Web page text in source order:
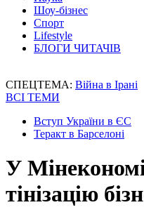
Шоу-бізнес
Спорт
Lifestyle
БЛОГИ ЧИТАЧІВ
СПЕЦТЕМА: Війна в Ірані
ВСІ ТЕМИ
Вступ України в ЄС
Теракт в Барселоні
У
тінізацію